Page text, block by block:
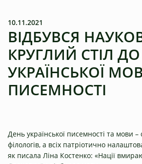
10.11.2021
ВІДБУВСЯ
КРУГЛИЙ СТІЛ
УКРАЇНСЬКОЇ
ПИСЕМНОСТІ
День української писемності та мови
філологів, а всіх патріотично
як писала Ліна Костенко: «Нації